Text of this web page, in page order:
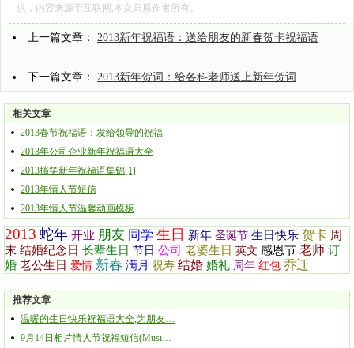
供，内容来源于互联网,本文归原作者所有。
上一篇文章： 2013新年祝福语：送给朋友的新春贺卡祝福语
下一篇文章： 2013新年贺词：给各科老师送上新年贺词
相关文章
2013春节祝福语：发给领导的祝福
2013年公司企业新年祝福语大全
2013搞笑新年祝福语集锦[1]
2013年情人节短信
2013年情人节温馨动画模板
2013 蛇年 开业 朋友 同学 生日 新年 圣诞节 生日快乐 贺卡 周
末 结婚纪念日 长辈生日 节日 公司 老婆生日 英文 感恩节 老师 订
婚 老公生日 爱情 新春 满月 祝寿 结婚 婚礼 周年 红包 乔迁
推荐文章
温暖的生日快乐祝福语大全,为朋友…
9月14日相片情人节祝福短信(Musi…